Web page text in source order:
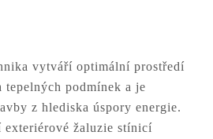
vytváří optimální prostředí
tepelných podmínek a je
z hlediska úspory energie.
žaluzie stínicí